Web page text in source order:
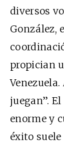
diversos
González,
propician
juegan”.
enorme y
éxito